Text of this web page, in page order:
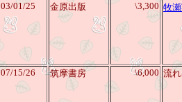
03/01/25 金原出版 \3,300 牧
07/15/26 筑摩書房 \6,000 流